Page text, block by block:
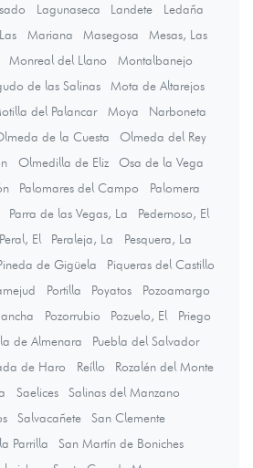
Lagunaseca Landete
Ledaña
Mariana Masegosa
Mesas, Las
Monreal del Llano
Montalbanejo
de las Salinas
Mota de Altarejos
del Palancar Moya
Narboneta
de la Cuesta
Olmeda del Rey
Olmedilla de Eliz
Osa de la Vega
Palomares del Campo
Palomera
Parra de las Vegas, La
Pedernoso, El
Peral, El Peraleja, La
Pesquera, La
de Gigüela
Piqueras del Castillo
Portilla Poyatos
Pozoamargo
Pozorrubio Pozuelo, El
Priego
de Almenara
Puebla del Salvador
de Haro Reíllo
Rozalén del Monte
Saelices
Salinas del Manzano
Salvacañete
San Clemente
Parrilla
San Martín de Boniches